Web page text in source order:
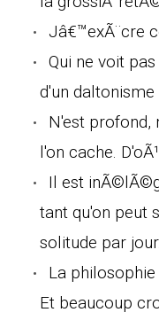
Jâ€™exÃ¨cre
Qui ne voit
d'un daltonisme
N'est profond,
l'on cache.
Il est
tant qu'on peut
solitude par jour.
La
Et beaucoup